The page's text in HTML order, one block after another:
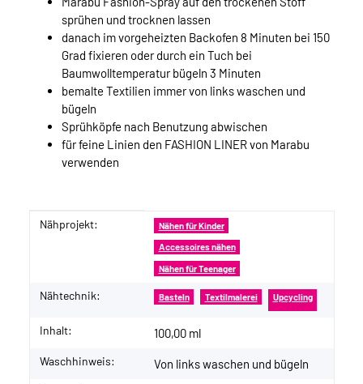
sprühen und trocknen lassen
danach im vorgeheizten Backofen 8 Minuten bei 150
Grad fixieren oder durch ein Tuch bei
Baumwolltemperatur bügeln 3 Minuten
bemalte Textilien immer von links waschen und
bügeln
Sprühköpfe nach Benutzung abwischen
für feine Linien den FASHION LINER von Marabu
verwenden
Produkteigenschaft
Wert
Nähprojekt: Nähen für Kinder
Accessoires nähen
Nähen für Teenager
Nähtechnik: Basteln Textilmalerei Upcycling
Inhalt: 100,00 ml
Waschhinweis: Von links waschen und bügeln